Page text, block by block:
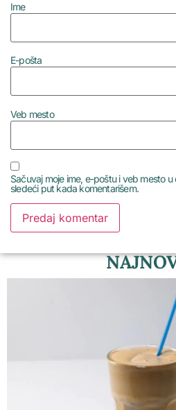
Ime
E-pošta
Veb mesto
Sačuvaj moje ime, e-poštu i veb mesto
sledeći put kada komentarišem.